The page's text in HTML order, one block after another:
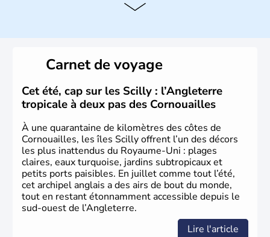
instable avec de nombreuses précipitations : il s’agit d’un
Histoire et administration
L'Angleterre est l’une des quatre nations constitutives du
Royaume-Uni. Elle est peuplée de plus de 50 millions
d’habitants, les Anglais, et constitue à elle seule, près de
84% de la population de l’ensemble. Le pays s’est créé au
Xème siècle et tient son nom desAngles
germanique installé sur ces terres. Première démocratie
parlementaire au monde, elle doit son développement à
l’essor industriel du XIXème siècle.
Carnet de voyage
Cet été, cap sur les Scilly : l’Angleterre
tropicale à deux pas des Cornouailles
À une quarantaine de kilomètres des côtes de
Cornouailles, les îles Scilly offrent l’un des décors
les plus inattendus du Royaume-Uni : plages
claires, eaux turquoise, jardins subtropicaux et
petits ports paisibles. En juillet comme tout l’été,
cet archipel anglais a des airs de bout du monde,
tout en restant étonnamment accessible depuis le
sud-ouest de l’Angleterre.
Lire l'article